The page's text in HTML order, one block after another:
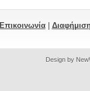
Επικοινωνία|
Design by